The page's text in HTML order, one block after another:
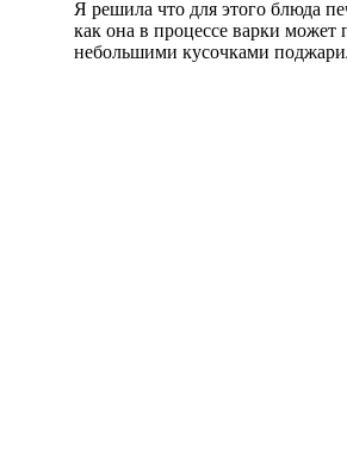
Я решила что для этого блюда
как она в процессе варки может
небольшими кусочками